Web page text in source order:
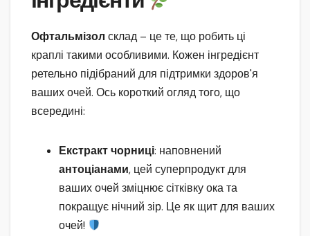
Офтальмізол склад – це те, що робить ці
краплі такими особливими. Кожен інгредієнт
ретельно підібраний для підтримки здоров'я
ваших очей. Ось короткий огляд того, що
всередині:
Екстракт чорниці: наповнений
антоціанами, цей суперпродукт для
ваших очей зміцнює сітківку ока та
покращує нічний зір. Це як щит для ваших
очей!